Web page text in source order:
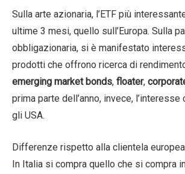
Sulla arte azionaria, l’ETF più
ultime 3 mesi, quello sull’Europa. Sulla
obbligazionaria, si è manifestato
prodotti che offrono ricerca di
emerging market bonds, floater,
prima parte dell’anno, invece,
gli USA.
Differenze rispetto alla clientela
In Italia si compra quello che si compra